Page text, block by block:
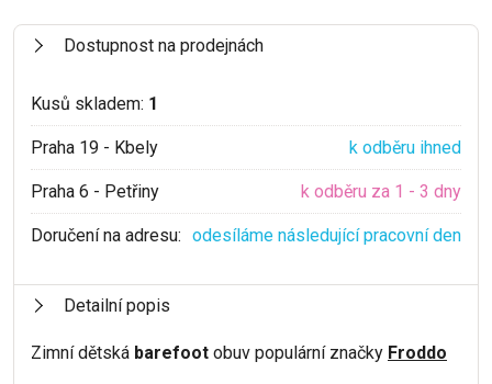
Dostupnost na prodejnách
Kusů skladem: 1
Praha 19 - Kbely k odběru ihned
Praha 6 - Petřiny k odběru za 1 - 3 dny
Doručení na adresu: odesíláme následující pracovní den
Detailní popis
Zimní dětská barefoot obuv populární značky Froddo